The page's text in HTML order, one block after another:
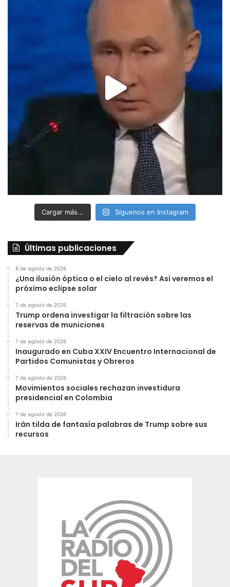
Cargar más... Síguenos en Instagram
Últimas publicaciones
8 de agosto de 2026
¿Una ilusión óptica o el cielo al revés? Así veremos el
próximo eclipse solar
7 de agosto de 2026
Trump ordena investigar la filtración sobre las
reservas de municiones
7 de agosto de 2026
Inaugurado en Cuba XXIV Encuentro Internacional de
Partidos Comunistas y Obreros
7 de agosto de 2026
Movimientos sociales rechazan investidura
presidencial en Colombia
7 de agosto de 2026
Irán tilda de fantasía palabras de Trump sobre sus
recursos